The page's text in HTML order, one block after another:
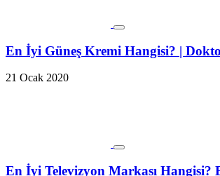
En İyi Güneş Kremi Hangisi? |
21 Ocak 2020
En İyi Televizyon Markası Hangisi?